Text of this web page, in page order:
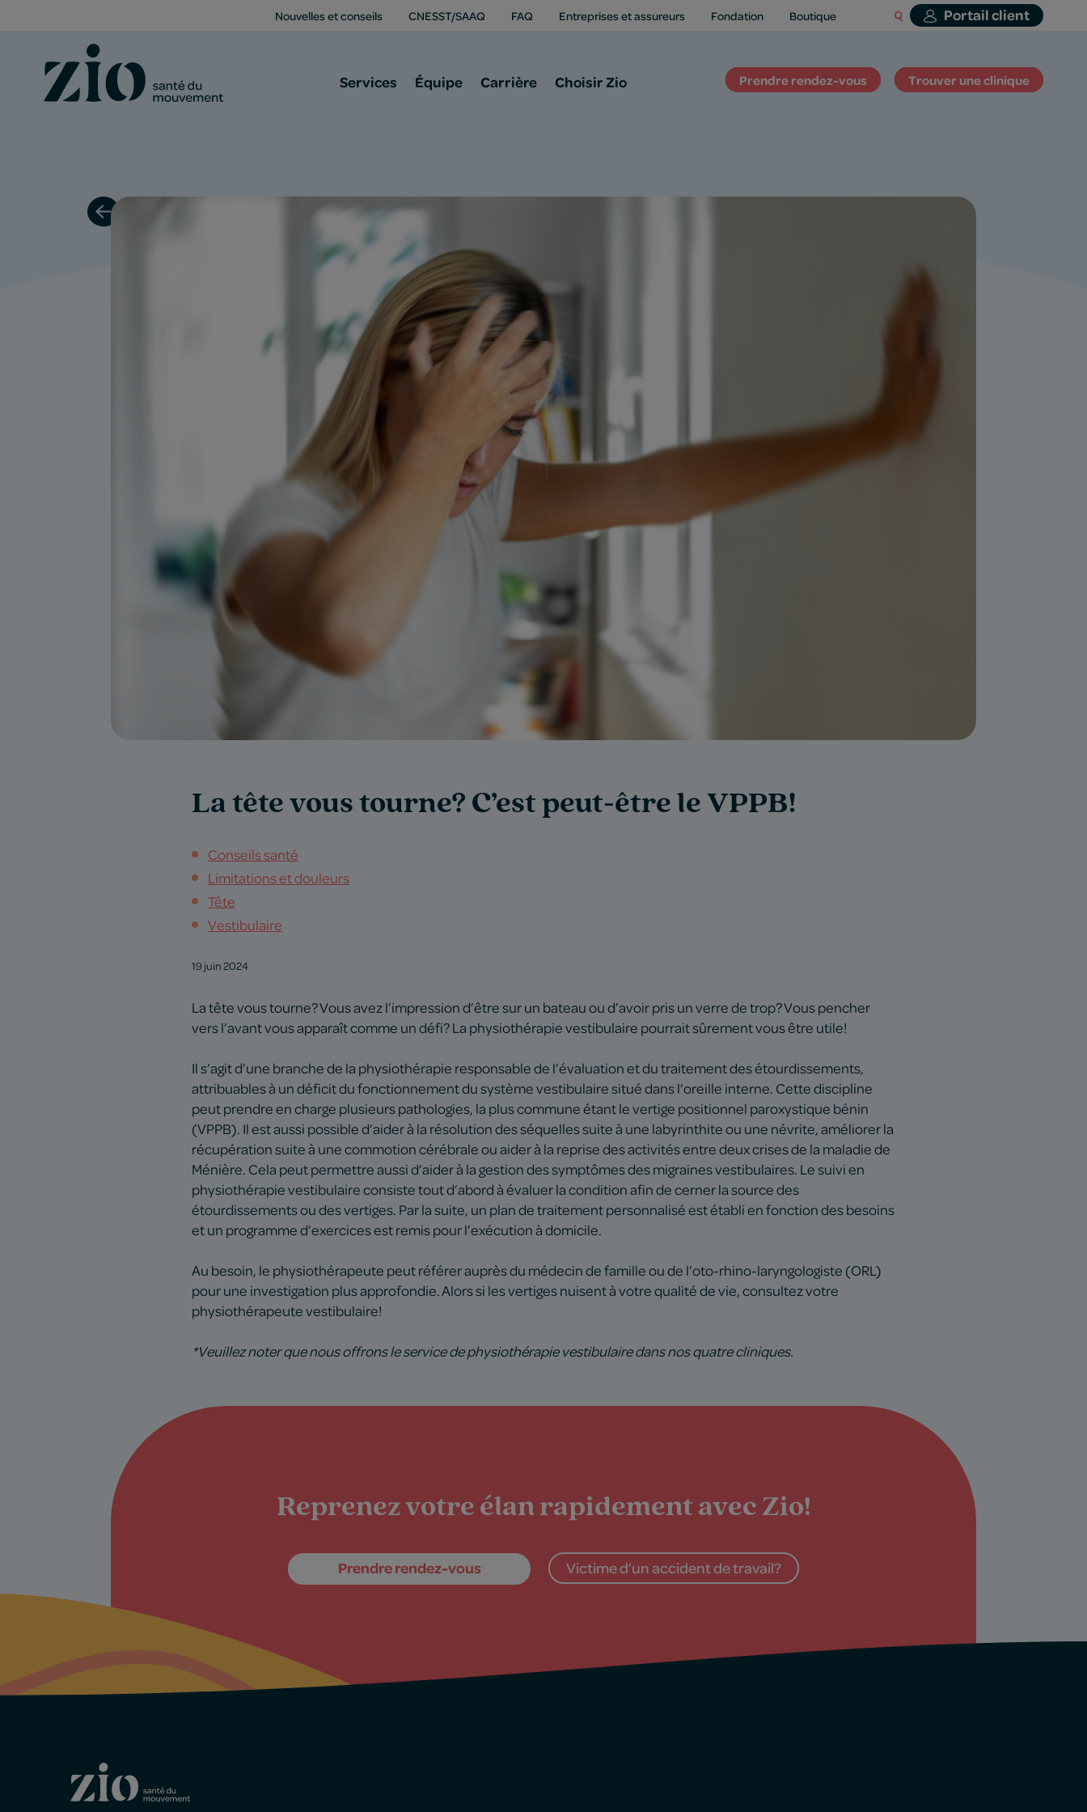
Nouvelles et conseils CNESST/SAAQ FAQ Entreprises et assureurs Fondation Boutique Portail client
Services Équipe Carrière Choisir Zio Prendre rendez-vous Trouver une clinique
La tête vous tourne? C’est peut-être le VPPB!
Conseils santé
Limitations et douleurs
Tête
Vestibulaire
19 juin 2024
La tête vous tourne? Vous avez l’impression d’être sur un bateau ou d’avoir pris un verre de trop? Vous pencher
vers l’avant vous apparaît comme un défi? La physiothérapie vestibulaire pourrait sûrement vous être utile!
Il s’agit d’une branche de la physiothérapie responsable de l’évaluation et du traitement des étourdissements,
attribuables à un déficit du fonctionnement du système vestibulaire situé dans l’oreille interne. Cette discipline
peut prendre en charge plusieurs pathologies, la plus commune étant le vertige positionnel paroxystique bénin
(VPPB). Il est aussi possible d’aider à la résolution des séquelles suite à une labyrinthite ou une névrite, améliorer la
récupération suite à une commotion cérébrale ou aider à la reprise des activités entre deux crises de la maladie de
Ménière. Cela peut permettre aussi d’aider à la gestion des symptômes des migraines vestibulaires. Le suivi en
physiothérapie vestibulaire consiste tout d’abord à évaluer la condition afin de cerner la source des
étourdissements ou des vertiges. Par la suite, un plan de traitement personnalisé est établi en fonction des besoins
et un programme d’exercices est remis pour l’exécution à domicile.
Au besoin, le physiothérapeute peut référer auprès du médecin de famille ou de l’oto-rhino-laryngologiste (ORL)
pour une investigation plus approfondie. Alors si les vertiges nuisent à votre qualité de vie, consultez votre
physiothérapeute vestibulaire!
*Veuillez noter que nous offrons le service de physiothérapie vestibulaire dans nos quatre cliniques.
Reprenez votre élan rapidement avec Zio!
Prendre rendez-vous Victime d’un accident de travail?